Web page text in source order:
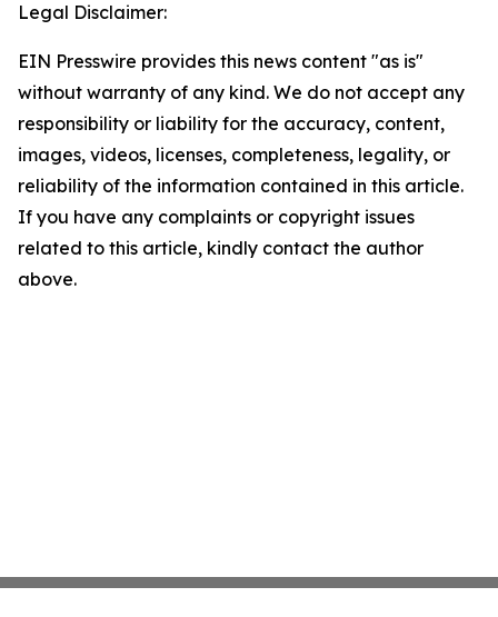
Legal Disclaimer:
EIN Presswire provides this news content "as is"
without warranty of any kind. We do not accept any
responsibility or liability for the accuracy, content,
images, videos, licenses, completeness, legality, or
reliability of the information contained in this article.
If you have any complaints or copyright issues
related to this article, kindly contact the author
above.